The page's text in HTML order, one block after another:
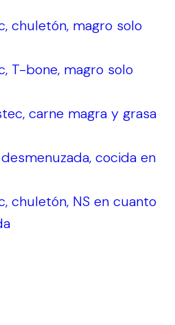
chuletón, magro solo
T-bone, magro solo
carne magra y grasa
cocida en
chuletón, NS en cuanto